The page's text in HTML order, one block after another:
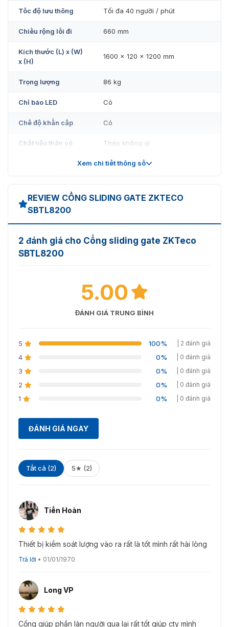
hãng trên thị trường. Với chất lượng đảm bảo cùng mức
thông tin bên dưới bài viết, để đội ngũ tư vấn viên hỗ trợ
Tốc độ lưu thông Tối đa 40 người / phút
Chiều rộng lối đi 660 mm
Kích thước (L) x (W)
x (H)
1600 x 120 x 1200 mm
Trọng lượng 86 kg
Chỉ báo LED Có
Chế độ khẩn cấp Có
Chất liệu thân vỏ Thép không gỉ
Acrylic
Mức độ bảo mật
Xem chi tiết thông số
REVIEW CỔNG SLIDING GATE ZKTECO
SBTL8200
2 đánh giá cho Cổng sliding gate ZKTeco
SBTL8200
5.00
ĐÁNH GIÁ TRUNG BÌNH
5 100% | 2 đánh giá
4 0% | 0 đánh giá
3 0% | 0 đánh giá
2 0% | 0 đánh giá
1 0% | 0 đánh giá
ĐÁNH GIÁ NGAY
Tất cả (2) 5★ (2)
Tiến Hoàn
Thiết bị kiểm soát lượng vào ra rất là tốt mình rất hài lòng
Trả lời • 01/01/1970
Long VP
Cổng giúp phần làn người qua lại rất tốt giúp cty mình